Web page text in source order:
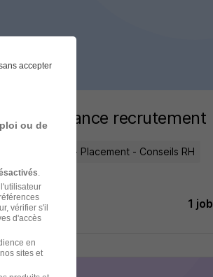
Gezim France recrutement
Recrutement - Placement - Conseils RH
Découvrir 1 job
accepter
ou de
vérifier s'il
d'accès
en
sites et